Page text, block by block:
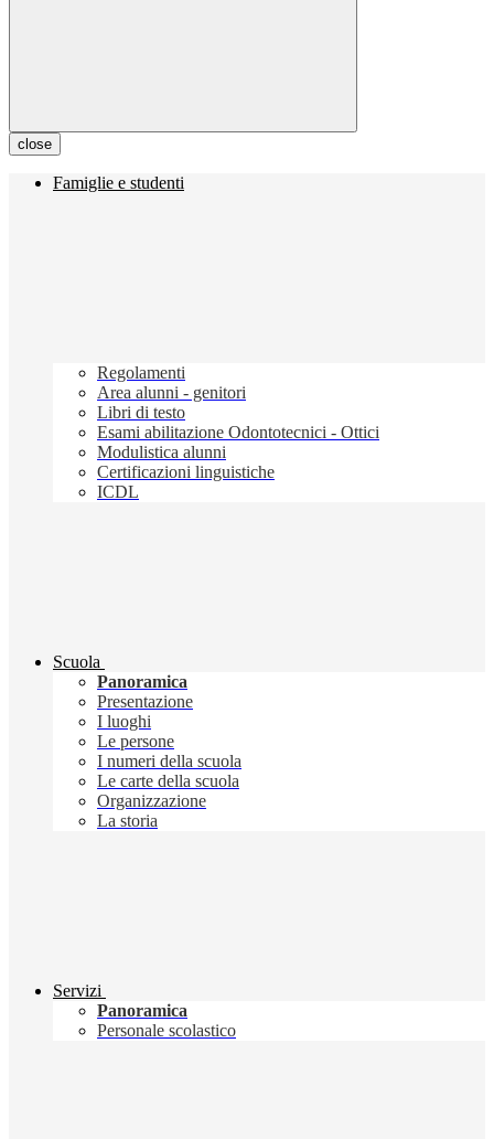
close
Famiglie e studenti
Regolamenti
Area alunni - genitori
Libri di testo
Esami abilitazione Odontotecnici - Ottici
Modulistica alunni
Certificazioni linguistiche
ICDL
Scuola
Panoramica
Presentazione
I luoghi
Le persone
I numeri della scuola
Le carte della scuola
Organizzazione
La storia
Servizi
Panoramica
Personale scolastico